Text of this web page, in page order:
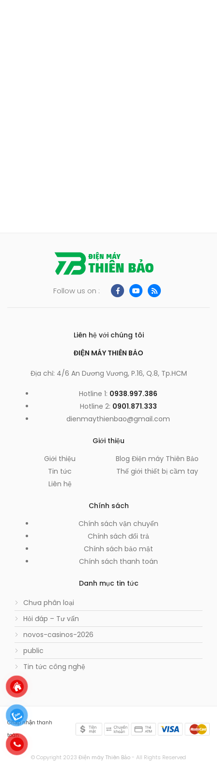
Follow us on :
Liên hệ với chúng tôi
ĐIỆN MÁY THIÊN BẢO
Địa chỉ: 4/6 An Dương Vương, P.16, Q.8, Tp.HCM
Hotline 1: 0938.997.386
Hotline 2: 0901.871.333
dienmaythienbao@gmail.com
Giới thiệu
Giới thiệu
Tin tức
Liên hệ
Blog Điện máy Thiên Bảo
Thế giới thiết bị cầm tay
Chính sách
Chính sách vận chuyển
Chính sách đổi trả
Chính sách bảo mật
Chính sách thanh toán
Danh mục tin tức
Chưa phân loại
Hỏi đáp – Tư vấn
novos-casinos-2026
public
Tin tức công nghệ
Chấp nhận thanh
toán
© Copyright 2023 Điện máy Thiên Bảo- All Rights Reserved